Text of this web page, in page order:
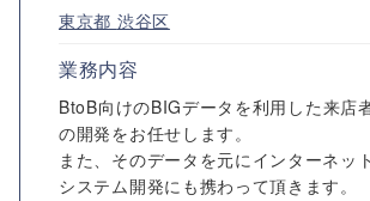
東京都 渋谷区
業務内容
BtoB向けのBIGデータを利用した来店
の開発をお任せします。
また、そのデータを元にインターネッ
システム開発にも携わって頂きます。